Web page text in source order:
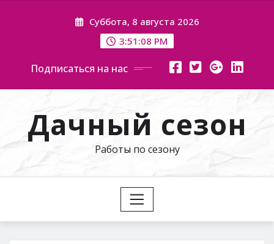
Суббота, 8 августа 2026
3:51:08 PM
Подписаться на нас
Дачный сезон
Работы по сезону